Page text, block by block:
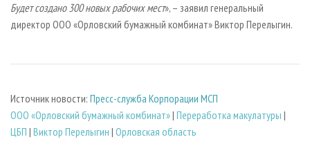
Будет создано 300 новых рабочих мест», – заявил генеральный
директор ООО «Орловский бумажный комбинат» Виктор Перелыгин.
Источник новости: Пресс-служба Корпорации МСП
ООО «Орловский бумажный комбинат»| Переработка макулатуры |
ЦБП | Виктор Перелыгин | Орловская область